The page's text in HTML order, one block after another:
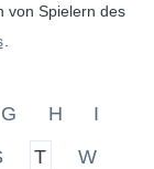
von Spielern des
G H
I
T W